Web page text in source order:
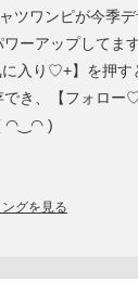
ツワンピが今季
ーアップしてま
入り♡+】を押す
き、【フォロー
( ◠‿◠ )
グを見る